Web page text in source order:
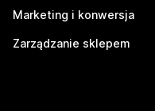
Marketing i konwersja
Zarządzanie sklepem